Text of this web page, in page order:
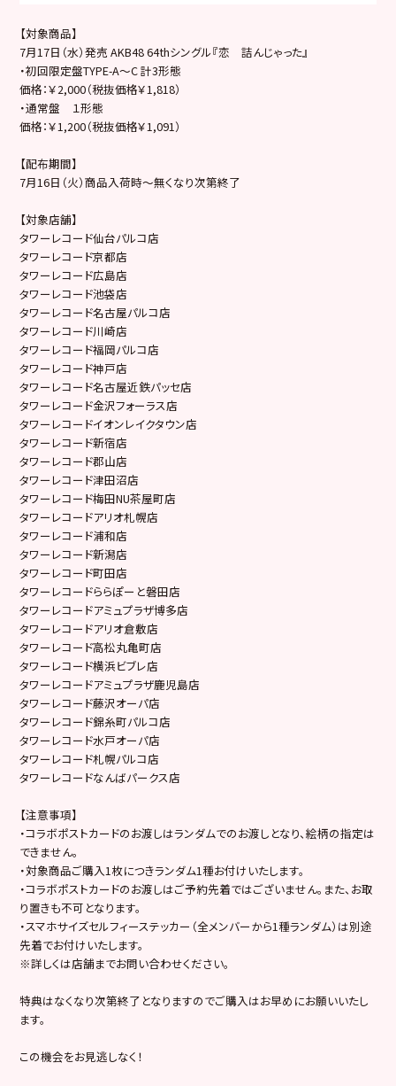
【対象商品】
7月17日（水）発売 AKB48 64thシングル『恋 詰んじゃった』
・初回限定盤TYPE-A～C 計3形態
価格：￥2,000（税抜価格￥1,818）
・通常盤 １形態
価格：￥1,200（税抜価格￥1,091）
【配布期間】
7月16日（火）商品入荷時～無くなり次第終了
【対象店舗】
タワーレコード仙台パルコ店
タワーレコード京都店
タワーレコード広島店
タワーレコード池袋店
タワーレコード名古屋パルコ店
タワーレコード川崎店
タワーレコード福岡パルコ店
タワーレコード神戸店
タワーレコード名古屋近鉄パッセ店
タワーレコード金沢フォーラス店
タワーレコードイオンレイクタウン店
タワーレコード新宿店
タワーレコード郡山店
タワーレコード津田沼店
タワーレコード梅田NU茶屋町店
タワーレコードアリオ札幌店
タワーレコード浦和店
タワーレコード新潟店
タワーレコード町田店
タワーレコードららぽーと磐田店
タワーレコードアミュプラザ博多店
タワーレコードアリオ倉敷店
タワーレコード高松丸亀町店
タワーレコード横浜ビブレ店
タワーレコードアミュプラザ鹿児島店
タワーレコード藤沢オーパ店
タワーレコード錦糸町パルコ店
タワーレコード水戸オーパ店
タワーレコード札幌パルコ店
タワーレコードなんばパークス店
【注意事項】
・コラボポストカードのお渡しはランダムでのお渡しとなり、絵柄の指定は
できません。
・対象商品ご購入1枚につきランダム1種お付けいたします。
・コラボポストカードのお渡しはご予約先着ではございません。また、お取
り置きも不可となります。
・スマホサイズセルフィーステッカー（全メンバーから1種ランダム）は別途
先着でお付けいたします。
※詳しくは店舗までお問い合わせください。
特典はなくなり次第終了となりますのでご購入はお早めにお願いいたし
ます。
この機会をお見逃しなく！